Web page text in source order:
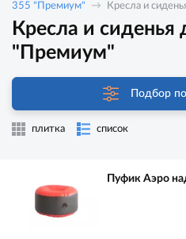
355 "Премиум"
Кресла и
Кресла и сиденья
"Премиум"
Подбор
плитка список
Пуфик Аэро